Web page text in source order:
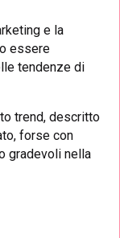
e la
essere
tendenze di
trend, descritto
forse con
gradevoli nella